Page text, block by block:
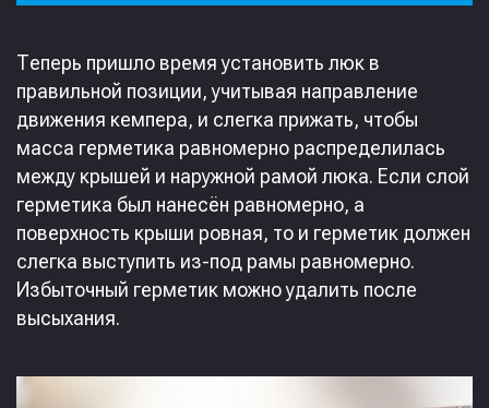
Теперь пришло время установить люк в
правильной позиции, учитывая направление
движения кемпера, и слегка прижать, чтобы
масса герметика равномерно распределилась
между крышей и наружной рамой люка. Если слой
герметика был нанесён равномерно, а
поверхность крыши ровная, то и герметик должен
слегка выступить из-под рамы равномерно.
Избыточный герметик можно удалить после
высыхания.